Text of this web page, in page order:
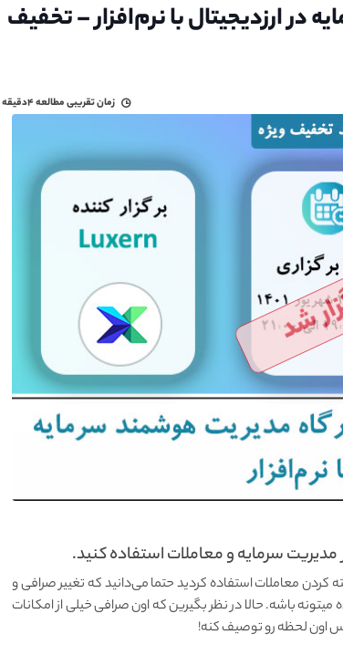
ارزدیجیتال با نرم‌افزار – تخفیف
زمان تقریبی مطالعه۴دقیقه
شد
مدیریت سرمایه و معاملات استفاده کنید.
کردن معاملات استفاده کردید حتما می‌دانید که تغییر صرافی و
باشه. حالا در نظر بگیرین که اون صرافی خیلی از امکانات
اون لحظه رو توصیف کنه!